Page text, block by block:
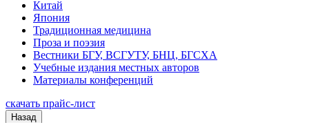
Китай
Япония
Традиционная медицина
Проза и поэзия
Вестники БГУ, ВСГУТУ, БНЦ, БГСХА
Учебные издания местных авторов
Материалы конференций
скачать прайс-лист
Назад